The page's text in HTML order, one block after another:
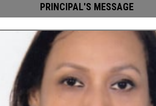
PRINCIPAL'S MESSAGE